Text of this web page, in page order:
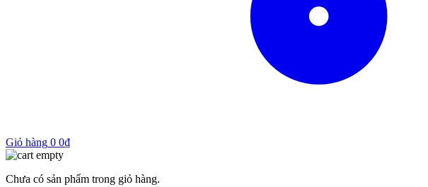
Giỏ hàng 0 0₫
Chưa có sản phẩm trong giỏ hàng.